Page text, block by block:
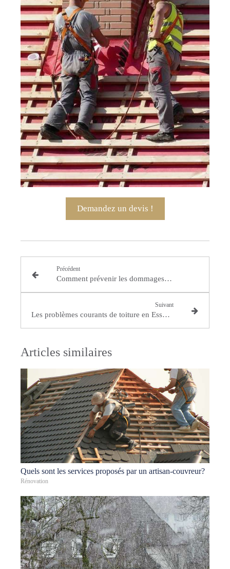
Demandez un devis !
Précédent
Comment prévenir les dommages de toit causés par la tempête en Essonne ?
Suivant
Les problèmes courants de toiture en Essonne
Articles similaires
Quels sont les services proposés par un artisan-couvreur?
Rénovation